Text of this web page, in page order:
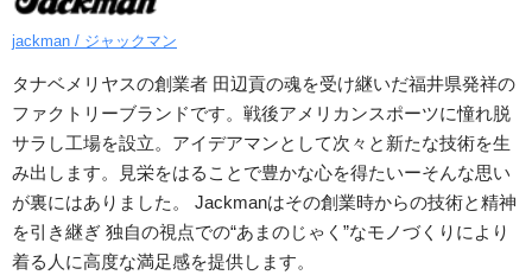
jackman / ジャックマン
タナベメリヤスの創業者 田辺貢の魂を受け継いだ福井県発祥の
ファクトリーブランドです。戦後アメリカンスポーツに憧れ脱
サラし工場を設立。アイデアマンとして次々と新たな技術を生
み出します。見栄をはることで豊かな心を得たいーそんな思い
が裏にはありました。 Jackmanはその創業時からの技術と精神
を引き継ぎ 独自の視点での“あまのじゃく”なモノづくりにより
着る人に高度な満足感を提供します。